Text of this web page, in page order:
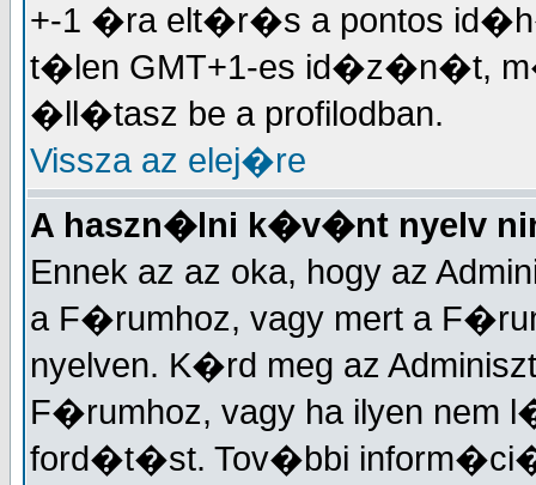
+-1 �ra elt�r�s a pontos
t�len GMT+1-es id�z�n�t,
�ll�tasz be a profilodban.
Vissza az elej�re
A haszn�lni k�v�nt nyelv
Ennek az az oka, hogy az
a F�rumhoz, vagy mert a
nyelven. K�rd meg az
F�rumhoz, vagy ha ilyen nem
ford�t�st. Tov�bbi